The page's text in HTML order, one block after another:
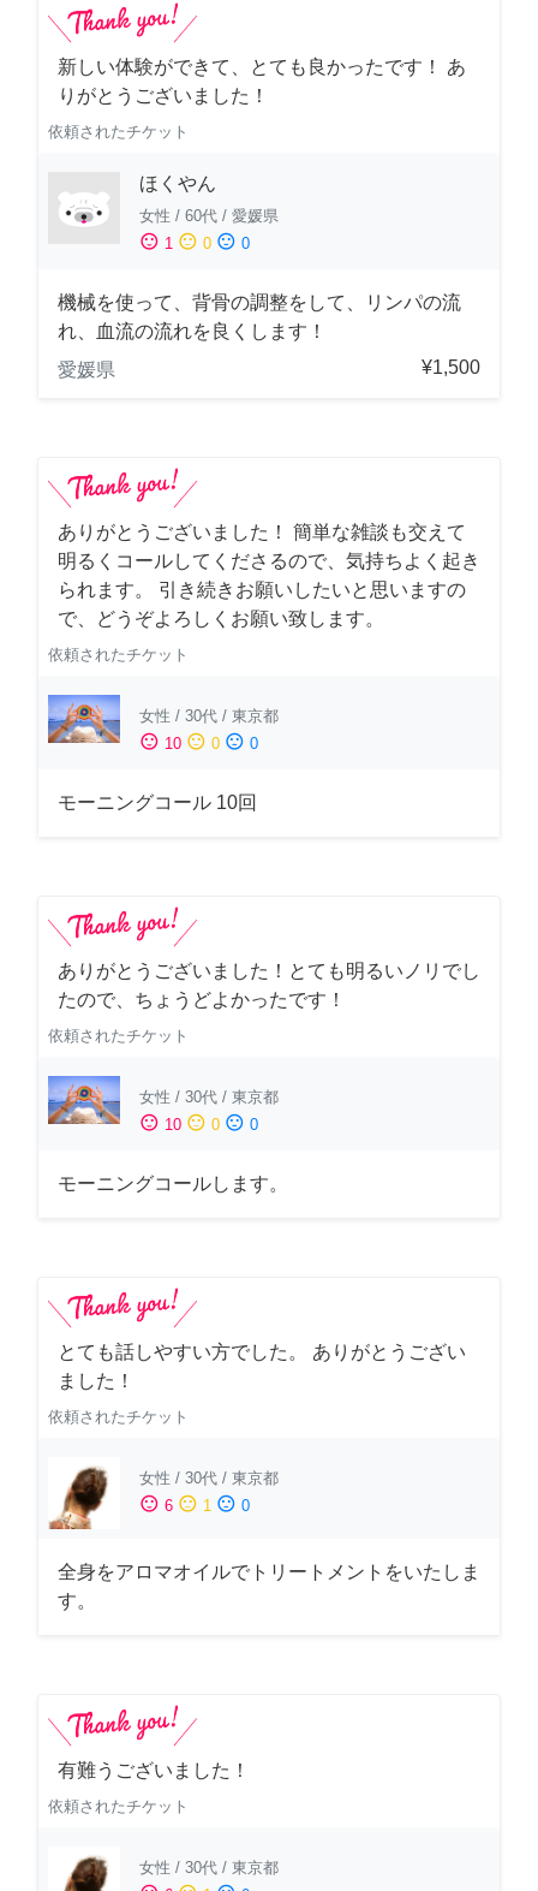
新しい体験ができて、とても良かったです！ あ
りがとうございました！
依頼されたチケット
ほくやん
女性 / 60代 / 愛媛県
sentiment_satisfied 1 sentiment_neutral 0 sentiment_dissatisfied 0
機械を使って、背骨の調整をして、リンパの流
れ、血流の流れを良くします！
愛媛県
¥1,500
ありがとうございました！ 簡単な雑談も交えて
明るくコールしてくださるので、気持ちよく起き
られます。 引き続きお願いしたいと思いますの
で、どうぞよろしくお願い致します。
依頼されたチケット
女性 / 30代 / 東京都
sentiment_satisfied 10 sentiment_neutral 0 sentiment_dissatisfied 0
モーニングコール 10回
ありがとうございました！とても明るいノリでし
たので、ちょうどよかったです！
依頼されたチケット
女性 / 30代 / 東京都
sentiment_satisfied 10 sentiment_neutral 0 sentiment_dissatisfied 0
モーニングコールします。
とても話しやすい方でした。 ありがとうござい
ました！
依頼されたチケット
女性 / 30代 / 東京都
sentiment_satisfied 6 sentiment_neutral 1 sentiment_dissatisfied 0
全身をアロマオイルでトリートメントをいたしま
す。
有難うございました！
依頼されたチケット
女性 / 30代 / 東京都